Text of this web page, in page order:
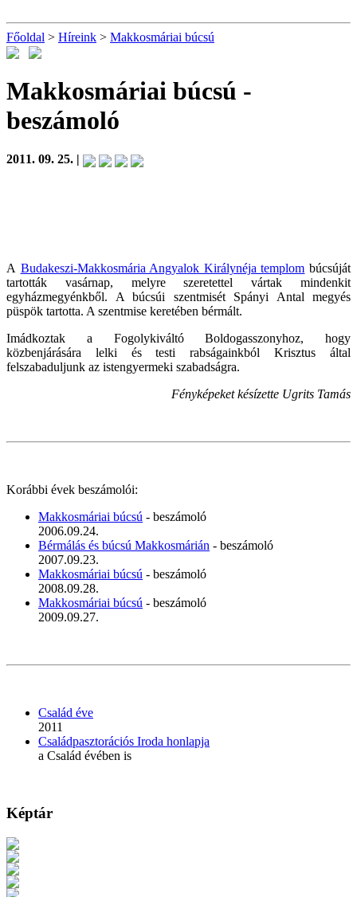
Főoldal > Híreink > Makkosmáriai búcsú
Makkosmáriai búcsú -
beszámoló
2011. 09. 25. |
A Budakeszi-Makkosmária Angyalok Királynéja templom búcsúját
tartották vasárnap, melyre szeretettel vártak mindenkit
egyházmegyénkből. A búcsúi szentmisét Spányi Antal megyés
püspök tartotta. A szentmise keretében bérmált.
Imádkoztak a Fogolykiváltó Boldogasszonyhoz, hogy
közbenjárására lelki és testi rabságainkból Krisztus által
felszabaduljunk az istengyermeki szabadságra.
Fényképeket késízette Ugrits Tamás
Korábbi évek beszámolói:
Makkosmáriai búcsú - beszámoló
2006.09.24.
Bérmálás és búcsú Makkosmárián - beszámoló
2007.09.23.
Makkosmáriai búcsú - beszámoló
2008.09.28.
Makkosmáriai búcsú - beszámoló
2009.09.27.
Család éve
2011
Családpasztorációs Iroda honlapja
a Család évében is
Képtár